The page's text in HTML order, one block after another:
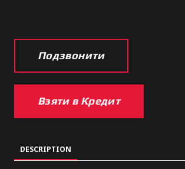
Подзвонити
Взяти в Кредит
DESCRIPTION